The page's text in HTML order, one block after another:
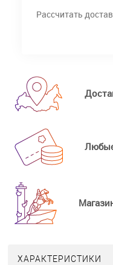
Рассчитать
ХАРАКТЕРИСТИКИ